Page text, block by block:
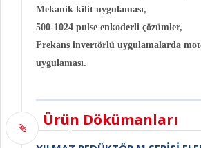
Mekanik kilit uygulaması,
500-1024 pulse enkoderli çözümler,
Frekans invertörlü uygulamalarda
uygulaması.
Ürün Dökümanları